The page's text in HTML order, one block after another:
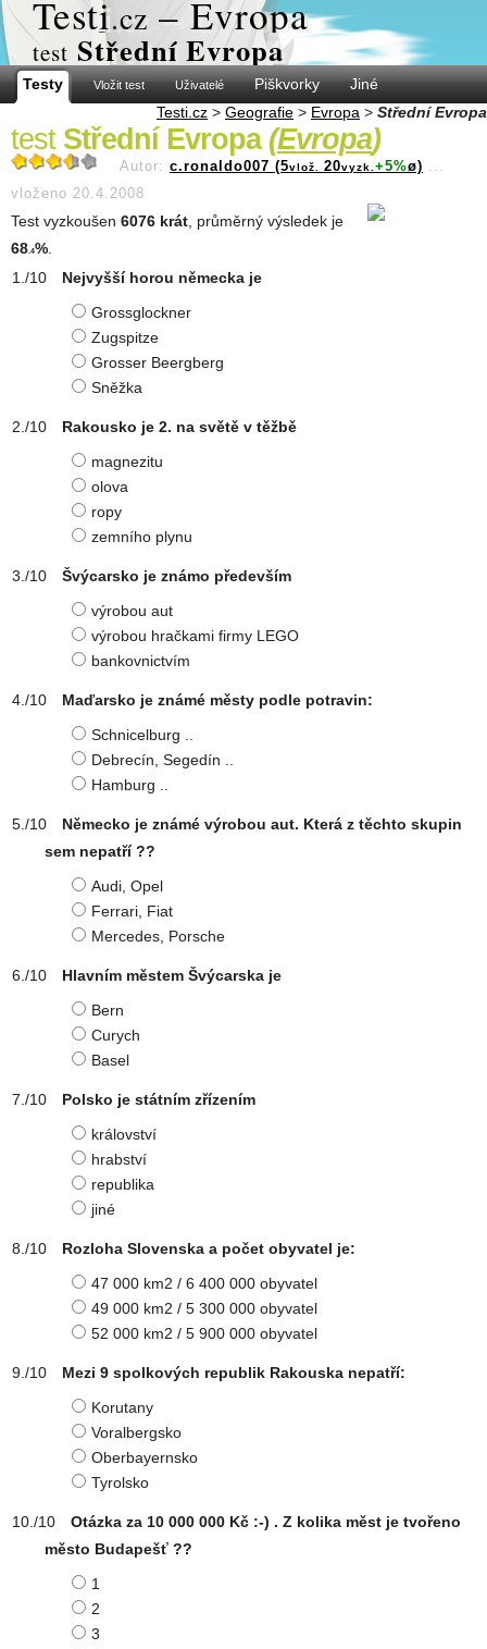
Testi.cz – Evropa
test Střední Evropa
Testy Vložit test Uživatelé Piškvorky
Jiné
Testi.cz > Geografie > Evropa > Střední Evropa
test Střední Evropa (Evropa)
Autor: c.ronaldo007 (5vlož. 20vyzk. +5%ø) ...
vloženo 20.4.2008
Test vyzkoušen 6076 krát , průměrný výsledek je
68 .4%
Nejvyšší horou německa je
Grossglockner
Zugspitze
Grosser Beergberg
Sněžka
Rakousko je 2. na světě v těžbě
magnezitu
olova
ropy
zemního plynu
Švýcarsko je známo především
výrobou aut
výrobou hračkami firmy LEGO
bankovnictvím
Maďarsko je známé městy podle potravin:
Schnicelburg ..
Debrecín, Segedín ..
Hamburg ..
Německo je známé výrobou aut. Která z těchto skupin
sem nepatří ??
Audi, Opel
Ferrari, Fiat
Mercedes, Porsche
Hlavním městem Švýcarska je
Bern
Curych
Basel
Polsko je státním zřízením
království
hrabství
republika
jiné
Rozloha Slovenska a počet obyvatel je:
47 000 km2 / 6 400 000 obyvatel
49 000 km2 / 5 300 000 obyvatel
52 000 km2 / 5 900 000 obyvatel
Mezi 9 spolkových republik Rakouska nepatří:
Korutany
Voralbergsko
Oberbayernsko
Tyrolsko
Otázka za 10 000 000 Kč :-) . Z kolika měst je tvořeno
město Budapešť ??
1
2
3